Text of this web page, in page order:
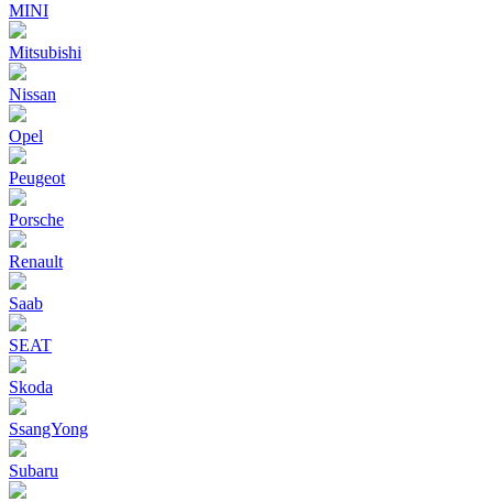
MINI
Mitsubishi
Nissan
Opel
Peugeot
Porsche
Renault
Saab
SEAT
Skoda
SsangYong
Subaru